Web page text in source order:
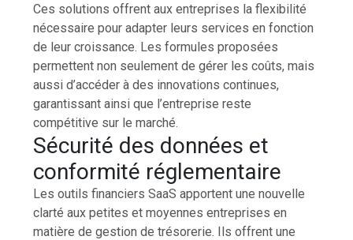
Ces solutions offrent aux entreprises la flexibilité
nécessaire pour adapter leurs services en fonction
de leur croissance. Les formules proposées
permettent non seulement de gérer les coûts, mais
aussi d’accéder à des innovations continues,
garantissant ainsi que l’entreprise reste
compétitive sur le marché.
Sécurité des données et
conformité réglementaire
Les outils financiers SaaS apportent une nouvelle
clarté aux petites et moyennes entreprises en
matière de gestion de trésorerie. Ils offrent une